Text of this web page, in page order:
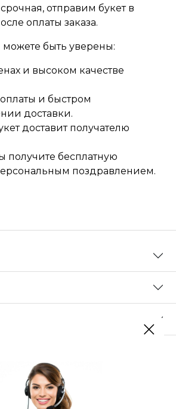
отправим букет в
оплаты заказа.
быть уверены:
и высоком качестве
оплаты и быстром
доставки.
доставит получателю
получите бесплатную
поздравлением.